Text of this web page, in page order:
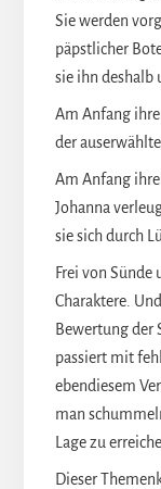
Sie werden
päpstlicher
sie ihn deshalb
Am Anfang
der
Am Anfang
Johanna
sie sich durch
Frei von
Charaktere.
Bewertung der
passiert mit
ebendiesem
man
Lage zu
Dieser